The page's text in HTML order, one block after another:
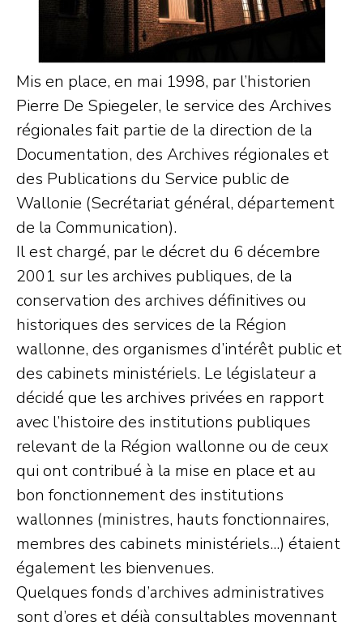
Mis en place, en mai 1998, par l’historien
Pierre De Spiegeler, le service des Archives
régionales fait partie de la direction de la
Documentation, des Archives régionales et
des Publications du Service public de
Wallonie (Secrétariat général, département
de la Communication).
Il est chargé, par le décret du 6 décembre
2001 sur les archives publiques, de la
conservation des archives définitives ou
historiques des services de la Région
wallonne, des organismes d’intérêt public et
des cabinets ministériels. Le législateur a
décidé que les archives privées en rapport
avec l’histoire des institutions publiques
relevant de la Région wallonne ou de ceux
qui ont contribué à la mise en place et au
bon fonctionnement des institutions
wallonnes (ministres, hauts fonctionnaires,
membres des cabinets ministériels...) étaient
également les bienvenues.
Quelques fonds d’archives administratives
sont d’ores et déjà consultables moyennant